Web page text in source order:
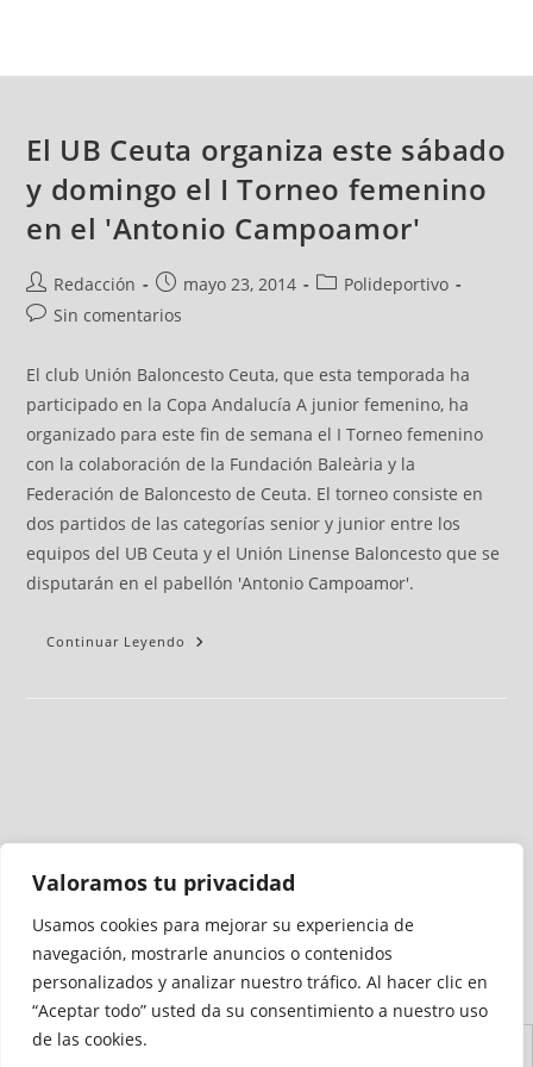
Valoramos tu privacidad
Usamos cookies para mejorar su experiencia de
navegación, mostrarle anuncios o contenidos
personalizados y analizar nuestro tráfico. Al hacer clic en
“Aceptar todo” usted da su consentimiento a nuestro uso
de las cookies.
El UB Ceuta organiza este sábado
y domingo el I Torneo femenino
en el 'Antonio Campoamor'
Redacción mayo 23, 2014
Polideportivo
Sin comentarios
El club Unión Baloncesto Ceuta, que esta temporada ha
participado en la Copa Andalucía A junior femenino, ha
organizado para este fin de semana el I Torneo femenino
con la colaboración de la Fundación Baleària y la
Federación de Baloncesto de Ceuta. El torneo consiste en
dos partidos de las categorías senior y junior entre los
equipos del UB Ceuta y el Unión Linense Baloncesto que se
disputarán en el pabellón 'Antonio Campoamor'.
Continuar Leyendo
Medio auditado por